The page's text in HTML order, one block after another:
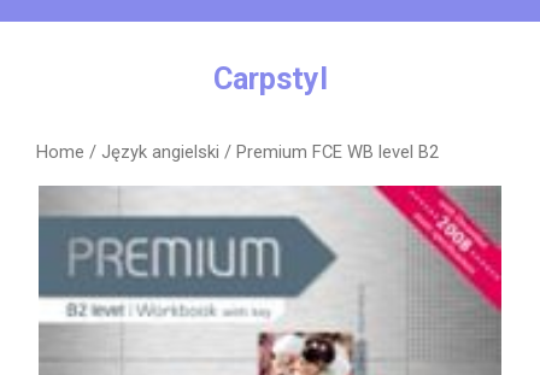
Carpstyl
Home / Język angielski / Premium FCE WB level B2